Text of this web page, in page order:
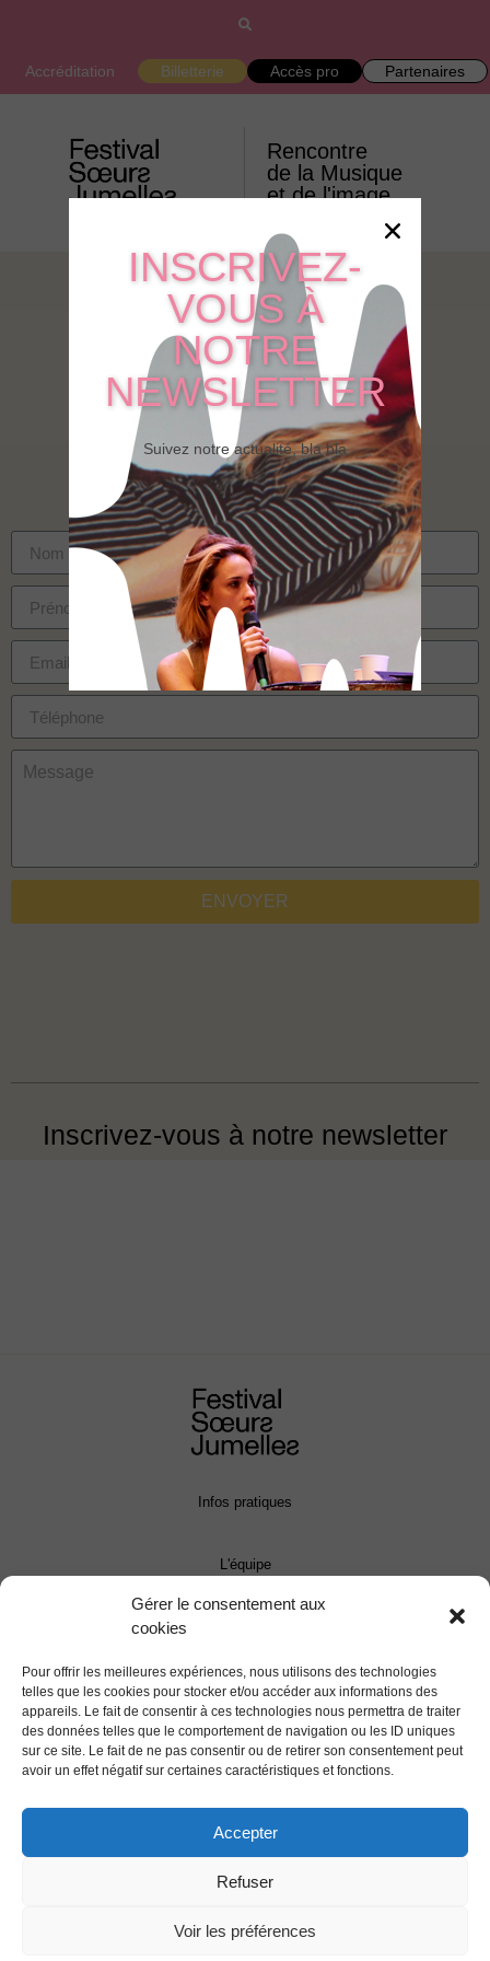
Gérer le consentement aux
cookies
Pour offrir les meilleures expériences, nous utilisons des technologies
telles que les cookies pour stocker et/ou accéder aux informations des
appareils. Le fait de consentir à ces technologies nous permettra de traiter
des données telles que le comportement de navigation ou les ID uniques
sur ce site. Le fait de ne pas consentir ou de retirer son consentement peut
avoir un effet négatif sur certaines caractéristiques et fonctions.
Accepter
Refuser
Voir les préférences
Accréditation Billetterie Accès pro Partenaires
Rencontre
de la Musique
et de l'image
Contact !
ENVOYER
Inscrivez-vous à notre newsletter
Infos pratiques
L'équipe
Presse
Programmation
Mentions légales
INSCRIVEZ-
VOUS À
NOTRE
NEWSLETTER
Suivez notre actualité, bla bla